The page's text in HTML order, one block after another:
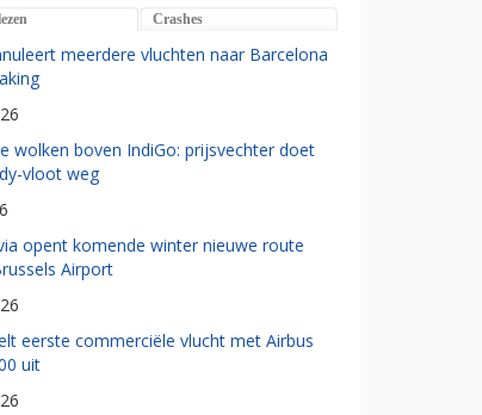
Crashes
meerdere vluchten naar Barcelona
wolken boven IndiGo: prijsvechter doet
vloot weg
opent komende winter nieuwe route
Airport
eerste commerciële vlucht met Airbus
uit